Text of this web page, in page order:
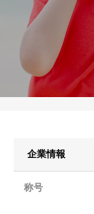
企業情報
称号